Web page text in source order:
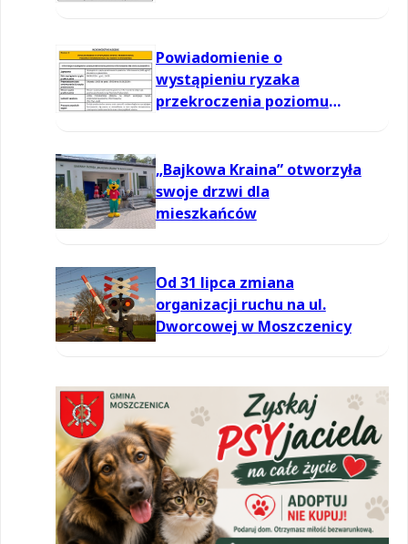
Powiadomienie o
wystąpieniu ryzaka
przekroczenia poziomu
„Bajkowa Kraina” otworzyła
swoje drzwi dla
mieszkańców
Od 31 lipca zmiana
organizacji ruchu na ul.
Dworcowej w Moszczenicy